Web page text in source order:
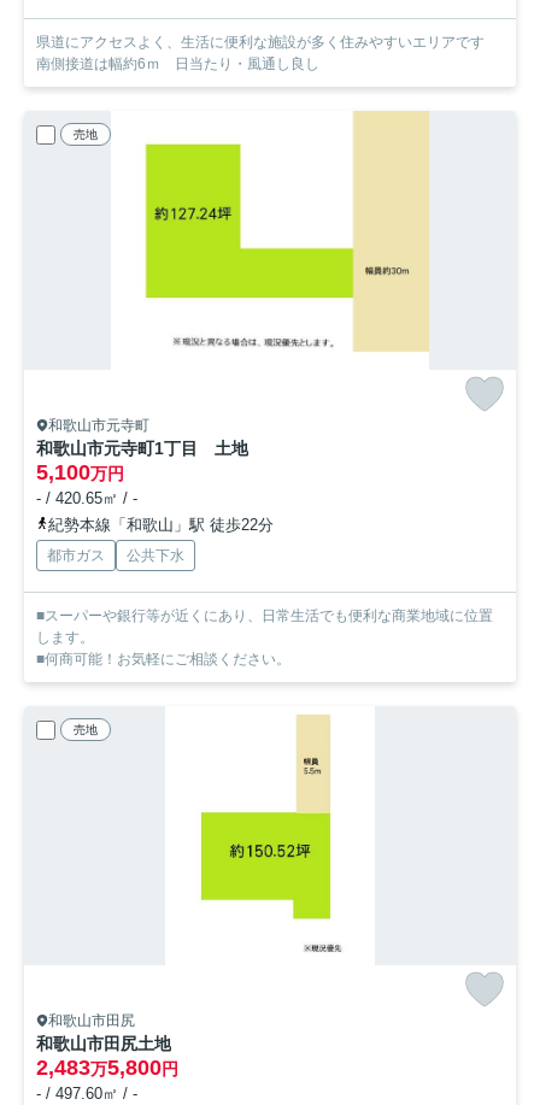
県道にアクセスよく、生活に便利な施設が多く住みやすいエリアです
南側接道は幅約6ｍ 日当たり・風通し良し
売地
和歌山市元寺町
和歌山市元寺町1丁目 土地
5,100万円
- / 420.65㎡ / -
紀勢本線「和歌山」駅 徒歩22分
都市ガス 公共下水
■スーパーや銀行等が近くにあり、日常生活でも便利な商業地域に位置
します。
■何商可能！お気軽にご相談ください。
売地
和歌山市田尻
和歌山市田尻土地
2,483万5,800円
- / 497.60㎡ / -